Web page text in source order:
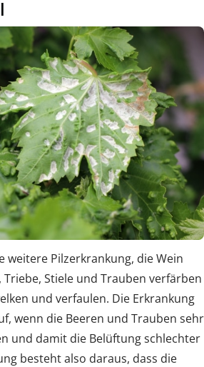
weitere Pilzerkrankung, die Wein
Stiele und Trauben verfärben
und verfaulen. Die Erkrankung
wenn die Beeren und Trauben sehr
und damit die Belüftung schlechter
besteht also daraus, dass die